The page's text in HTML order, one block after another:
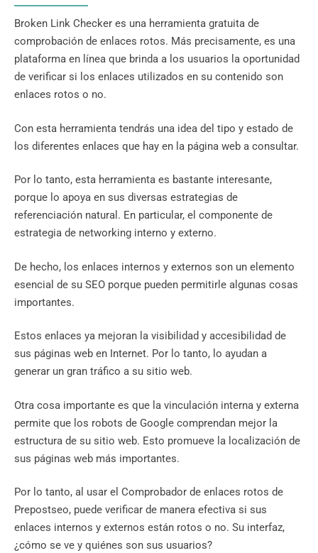
Broken Link Checker es una herramienta gratuita de
comprobación de enlaces rotos. Más precisamente, es una
plataforma en línea que brinda a los usuarios la oportunidad
de verificar si los enlaces utilizados en su contenido son
enlaces rotos o no.
Con esta herramienta tendrás una idea del tipo y estado de
los diferentes enlaces que hay en la página web a consultar.
Por lo tanto, esta herramienta es bastante interesante,
porque lo apoya en sus diversas estrategias de
referenciación natural. En particular, el componente de
estrategia de networking interno y externo.
De hecho, los enlaces internos y externos son un elemento
esencial de su SEO porque pueden permitirle algunas cosas
importantes.
Estos enlaces ya mejoran la visibilidad y accesibilidad de
sus páginas web en Internet. Por lo tanto, lo ayudan a
generar un gran tráfico a su sitio web.
Otra cosa importante es que la vinculación interna y externa
permite que los robots de Google comprendan mejor la
estructura de su sitio web. Esto promueve la localización de
sus páginas web más importantes.
Por lo tanto, al usar el Comprobador de enlaces rotos de
Prepostseo, puede verificar de manera efectiva si sus
enlaces internos y externos están rotos o no. Su interfaz,
¿cómo se ve y quiénes son sus usuarios?